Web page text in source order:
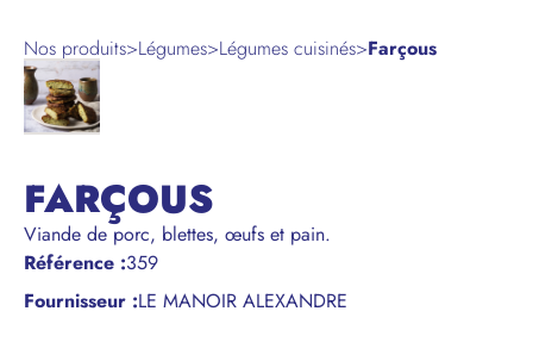
Nos produits>Légumes>Légumes cuisinés>Farçous
FARÇOUS
Viande de porc, blettes, œufs et pain.
Référence :359
Fournisseur :LE MANOIR ALEXANDRE